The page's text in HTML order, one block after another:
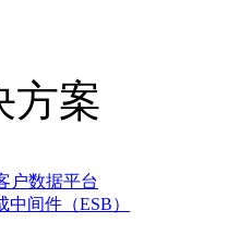
方案
户数据平台
间件（ESB）